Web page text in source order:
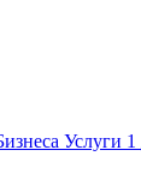
Услуги 1